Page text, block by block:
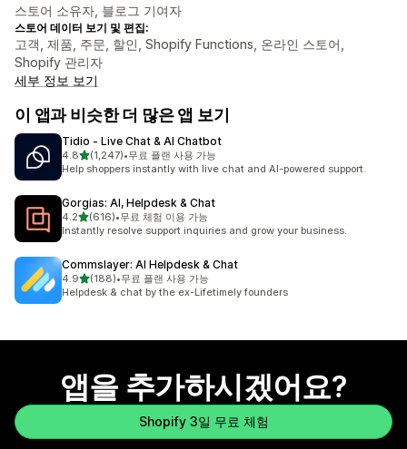
스토어 소유자, 블로그 기여자
스토어 데이터 보기 및 편집:
고객, 제품, 주문, 할인, Shopify Functions, 온라인 스토어,
Shopify 관리자
세부 정보 보기
이 앱과 비슷한 더 많은 앱 보기
Tidio ‑ Live Chat & AI Chatbot
4.8별 5개 중
(1,247)
총 리뷰 1247개
•무료 플랜 사용 가능
Help shoppers instantly with live chat and AI-powered support.
Gorgias: AI, Helpdesk & Chat
4.2별 5개 중
(616)
총 리뷰 616개
•무료 체험 이용 가능
Instantly resolve support inquiries and grow your business.
Commslayer: AI Helpdesk & Chat
4.9별 5개 중
(188)
총 리뷰 188개
•무료 플랜 사용 가능
Helpdesk & chat by the ex-Lifetimely founders
앱을 추가하시겠어요?
Shopify 3일 무료 체험